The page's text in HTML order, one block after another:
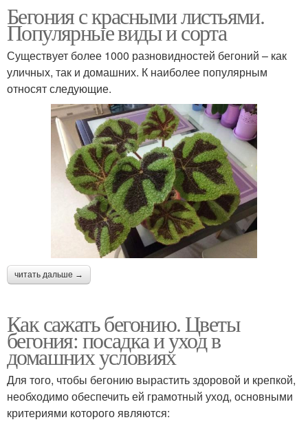
Бегония с красными листьями.
Популярные виды и сорта
Существует более 1000 разновидностей бегоний – как
уличных, так и домашних. К наиболее популярным
относят следующие.
читать дальше →
Как сажать бегонию. Цветы
бегония: посадка и уход в
домашних условиях
Для того, чтобы бегонию вырастить здоровой и крепкой,
необходимо обеспечить ей грамотный уход, основными
критериями которого являются: